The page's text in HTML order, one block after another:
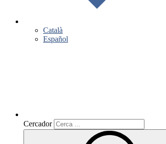
Català
Español
Cercador